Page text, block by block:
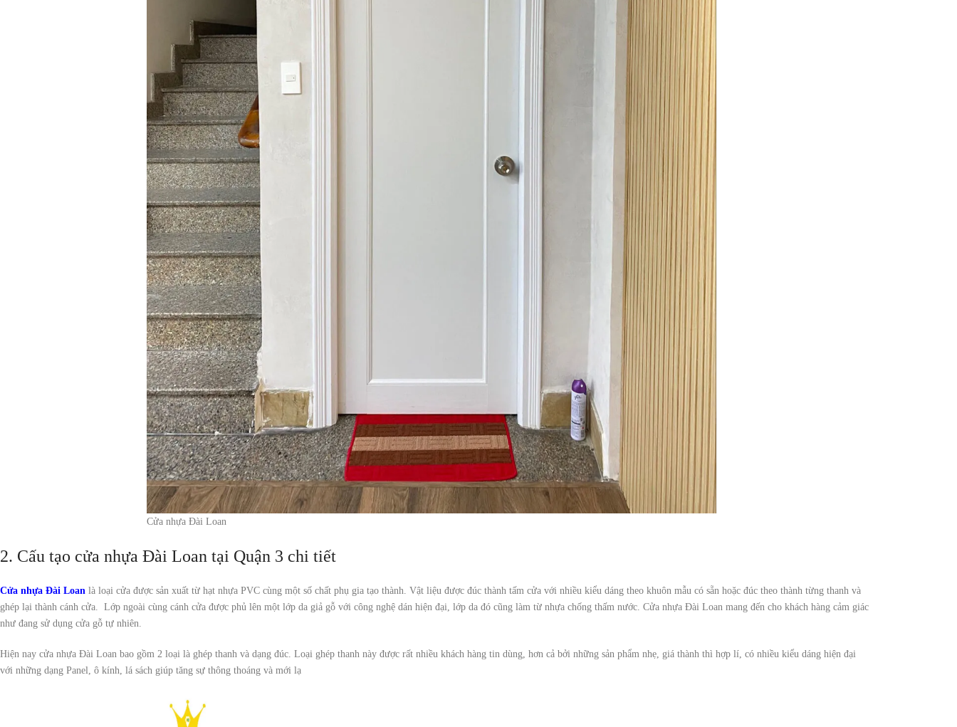
Cửa nhựa Đài Loan
2. Cấu tạo cửa nhựa Đài Loan tại Quận 3 chi tiết
Cửa nhựa Đài Loan là loại cửa được sản xuất từ hạt nhựa PVC cùng một số chất phụ gia tạo thành. Vật liệu được đúc thành tấm cửa với nhiều kiểu dáng theo khuôn mẫu có sẵn hoặc đúc theo thành từng thanh và
ghép lại thành cánh cửa. Lớp ngoài cùng cánh cửa được phủ lên một lớp da giả gỗ với công nghệ dán hiện đại, lớp da đó cũng làm từ nhựa chống thấm nước. Cửa nhựa Đài Loan mang đến cho khách hàng cảm giác
như đang sử dụng cửa gỗ tự nhiên.
Hiện nay cửa nhựa Đài Loan bao gồm 2 loại là ghép thanh và dạng đúc. Loại ghép thanh này được rất nhiều khách hàng tin dùng, hơn cả bởi những sản phẩm nhẹ, giá thành thì hợp lí, có nhiều kiểu dáng hiện đại
với những dạng Panel, ô kính, lá sách giúp tăng sự thông thoáng và mới lạ